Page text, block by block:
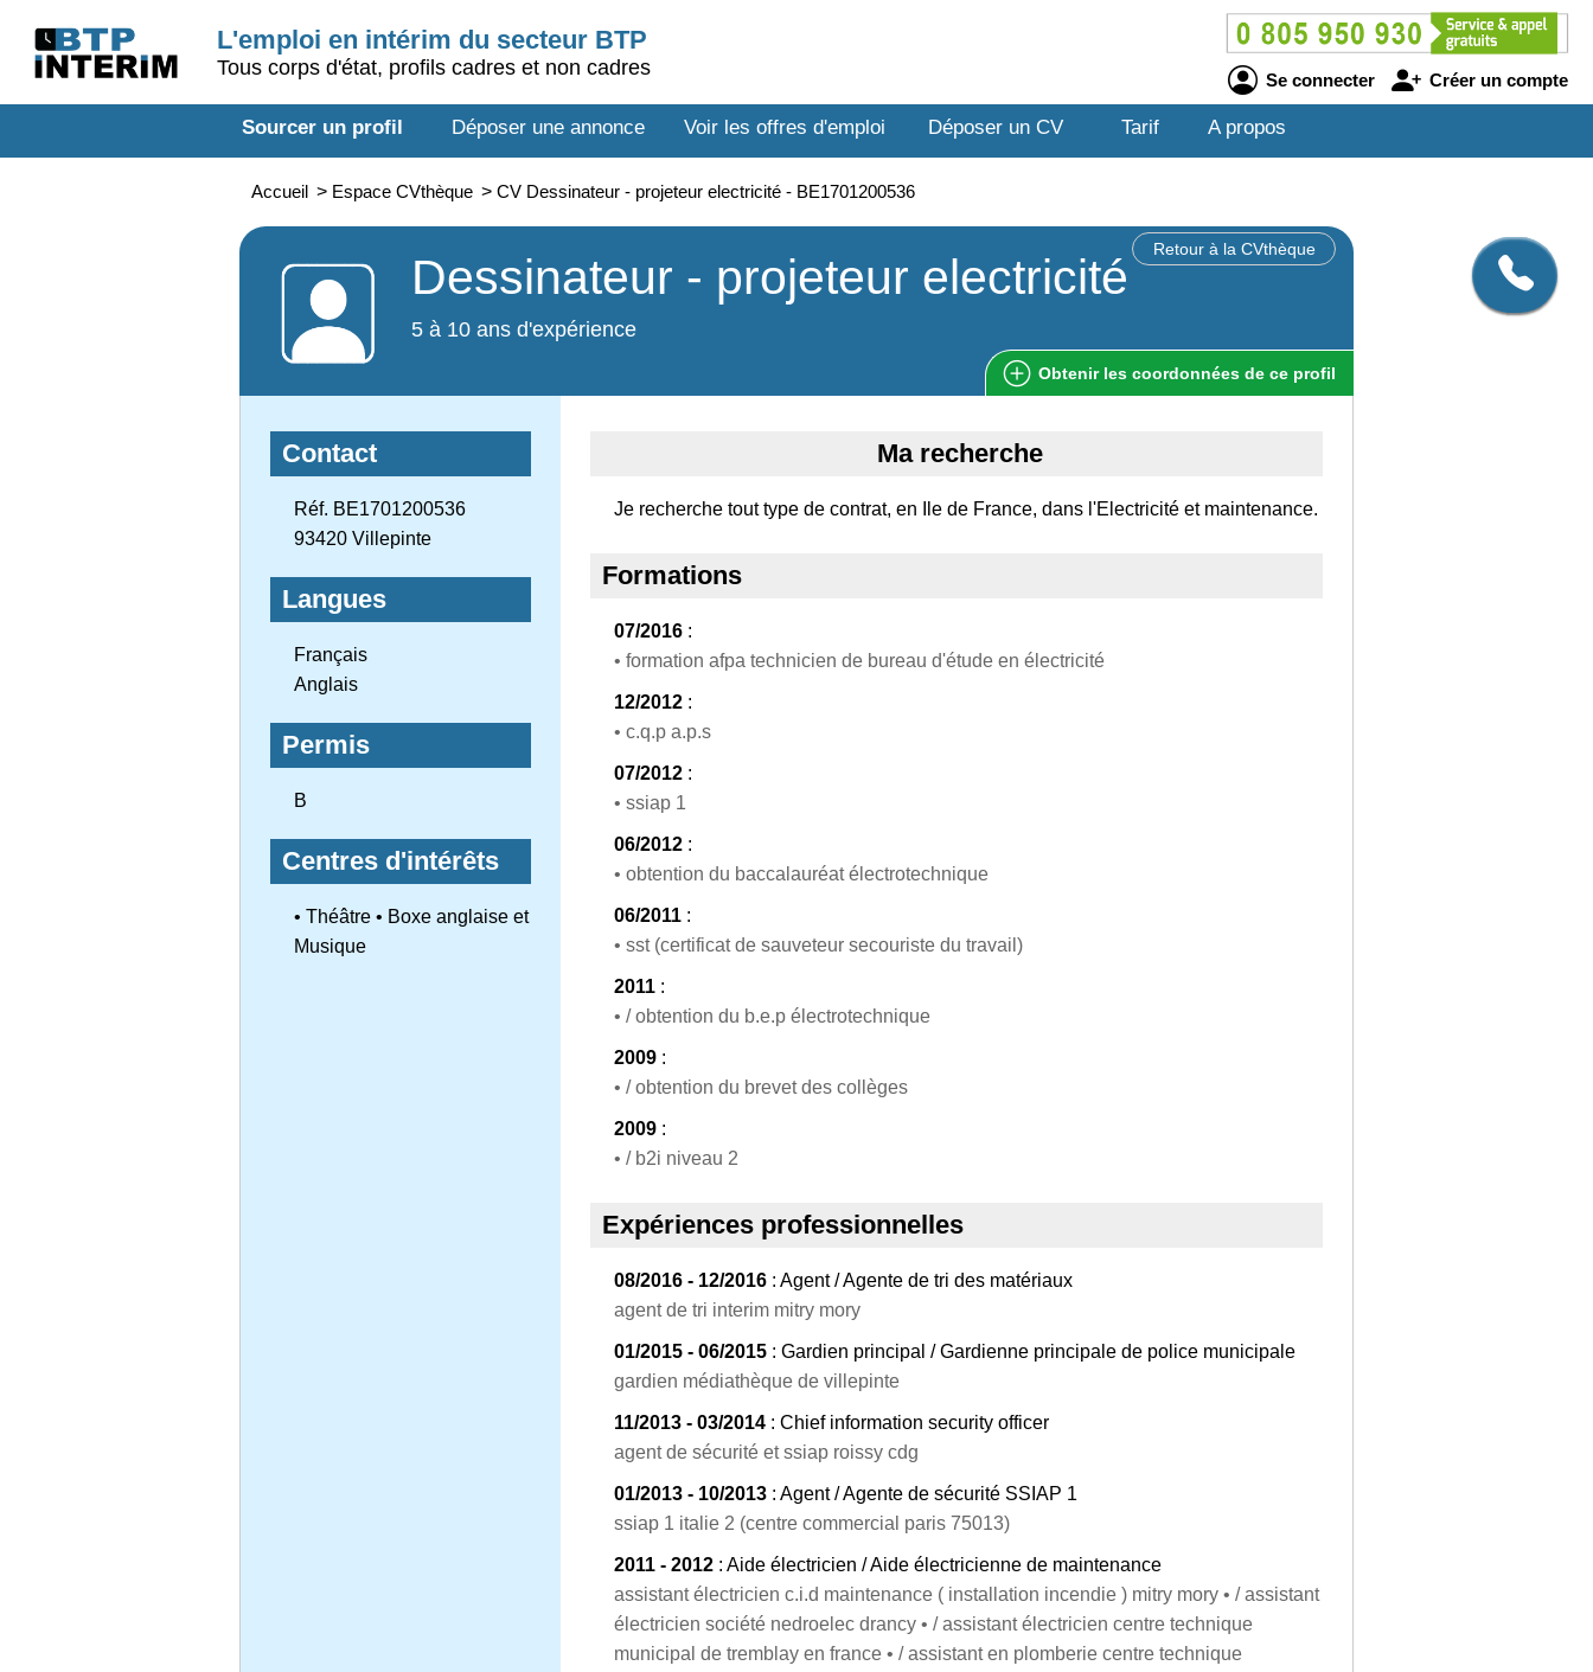
L'emploi en intérim du secteur BTP
Tous corps d'état, profils cadres et non cadres
Se connecter Créer un compte
Sourcer un profil Déposer une annonce Voir les offres d'emploi Déposer un CV Tarif A propos
Accueil > Espace CVthèque > CV Dessinateur - projeteur electricité - BE1701200536
Retour à la CVthèque
Dessinateur - projeteur electricité
5 à 10 ans d'expérience
Obtenir les coordonnées de ce profil
Contact
Réf. BE1701200536
93420 Villepinte
Langues
Français
Anglais
Permis
B
Centres d'intérêts
• Théâtre • Boxe anglaise et
Musique
Ma recherche
Je recherche tout type de contrat, en Ile de France, dans l'Electricité et maintenance.
Formations
07/2016 :
• formation afpa technicien de bureau d'étude en électricité
12/2012 :
• c.q.p a.p.s
07/2012 :
• ssiap 1
06/2012 :
• obtention du baccalauréat électrotechnique
06/2011 :
• sst (certificat de sauveteur secouriste du travail)
2011 :
• / obtention du b.e.p électrotechnique
2009 :
• / obtention du brevet des collèges
2009 :
• / b2i niveau 2
Expériences professionnelles
08/2016 - 12/2016 : Agent / Agente de tri des matériaux
agent de tri interim mitry mory
01/2015 - 06/2015 : Gardien principal / Gardienne principale de police municipale
gardien médiathèque de villepinte
11/2013 - 03/2014 : Chief information security officer
agent de sécurité et ssiap roissy cdg
01/2013 - 10/2013 : Agent / Agente de sécurité SSIAP 1
ssiap 1 italie 2 (centre commercial paris 75013)
2011 - 2012 : Aide électricien / Aide électricienne de maintenance
assistant électricien c.i.d maintenance ( installation incendie ) mitry mory • / assistant
électricien société nedroelec drancy • / assistant électricien centre technique
municipal de tremblay en france • / assistant en plomberie centre technique